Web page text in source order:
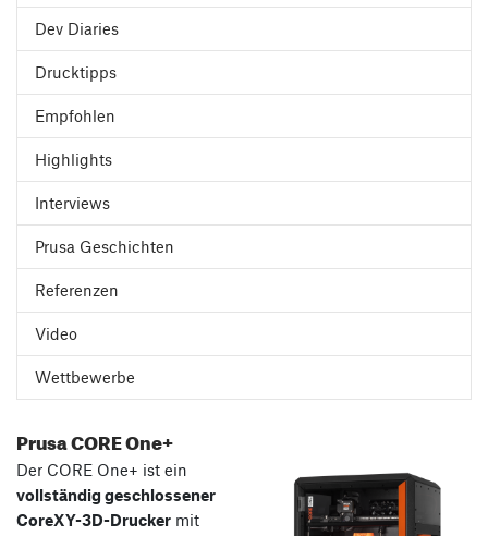
Dev Diaries
Drucktipps
Empfohlen
Highlights
Interviews
Prusa Geschichten
Referenzen
Video
Wettbewerbe
Prusa CORE One+
Der CORE One+ ist ein
vollständig geschlossener
CoreXY-3D-Drucker mit